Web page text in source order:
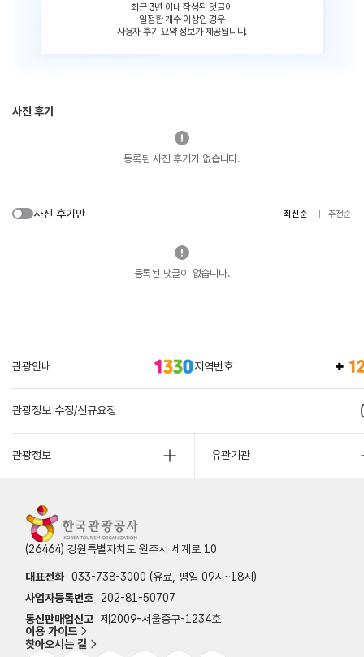
최근 3년 이내 작성된 댓글이
일정한 개수 이상인 경우
사용자 후기 요약 정보가 제공됩니다.
사진 후기
등록된 사진 후기가 없습니다.
사진 후기만 최신순 추천순
등록된 댓글이 없습니다.
관광안내 지역번호
관광정보 수정/신규요청
관광정보 유관기관
(26464) 강원특별자치도 원주시 세계로 10
대표전화 033-738-3000 (유료, 평일 09시~18시)
사업자등록번호
202-81-50707
통신판매업신고 제2009-서울중구-1234호
이용 가이드
찾아오시는 길